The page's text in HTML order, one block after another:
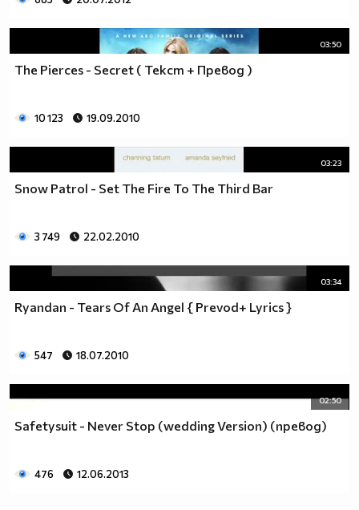
03:50
The Pierces - Secret ( Текст + Превод )
10 123 19.09.2010
03:23
Snow Patrol - Set The Fire To The Third Bar
3 749 22.02.2010
03:34
Ryandan - Tears Of An Angel { Prevod+ Lyrics }
547 18.07.2010
02:50
Safetysuit - Never Stop (wedding Version) (превод)
476 12.06.2013